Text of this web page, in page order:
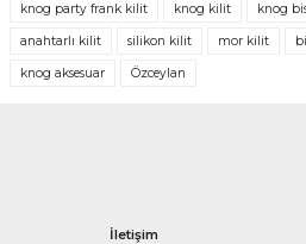
knog party frank kilit
knog kilit knog
anahtarlı kilit silikon kilit mor kilit
knog aksesuar Özceylan
İletişim